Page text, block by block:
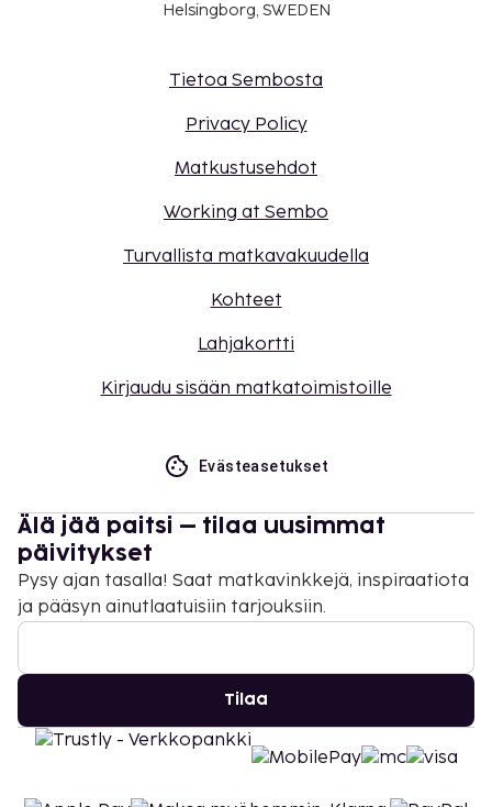
Helsingborg, SWEDEN
Tietoa Sembosta
Privacy Policy
Matkustusehdot
Working at Sembo
Turvallista matkavakuudella
Kohteet
Lahjakortti
Kirjaudu sisään matkatoimistoille
Evästeasetukset
Älä jää paitsi – tilaa uusimmat
päivitykset
Pysy ajan tasalla! Saat matkavinkkejä, inspiraatiota
ja pääsyn ainutlaatuisiin tarjouksiin.
Tilaa